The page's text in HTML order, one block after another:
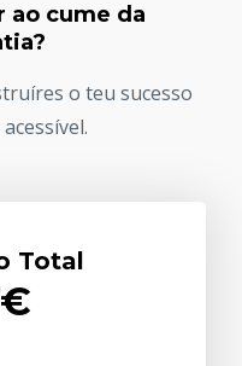
ao cume da
o teu sucesso
Total